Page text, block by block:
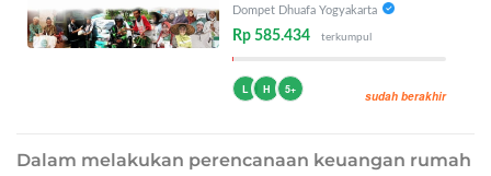
Dompet Dhuafa Yogyakarta
Rp 585.434 terkumpul
L H 5+ sudah berakhir
Dalam melakukan perencanaan keuangan rumah